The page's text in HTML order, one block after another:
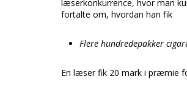
læserkonkurrence, hvor man
fortalte om, hvordan han fik
Flere hundredepakker
En læser fik 20 mark i præmie